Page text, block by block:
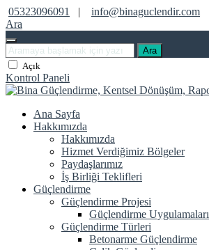
05323096091 |
info@binaguclendir.com
Ara
Ara
Açık
Kontrol Paneli
Ana Sayfa
Hakkımızda
Hakkımızda
Hizmet Verdiğimiz Bölgeler
Paydaşlarımız
İş Birliği Teklifleri
Güçlendirme
Güçlendirme Projesi
Güçlendirme Uygulamaları
Güçlendirme Türleri
Betonarme Güçlendirme